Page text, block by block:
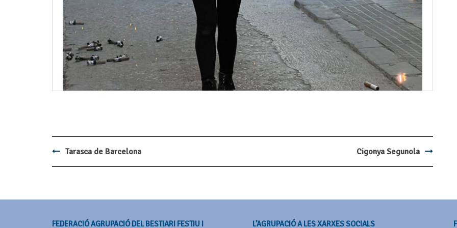
Post
Tarasca de Barcelona Cigonya Segunola
FEDERACIÓ AGRUPACIÓ DEL BESTIARI FESTIU I
L’AGRUPACIÓ A LES XARXES SOCIALS